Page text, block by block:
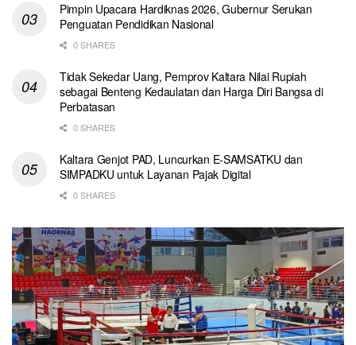
Pimpin Upacara Hardiknas 2026, Gubernur Serukan
Penguatan Pendidikan Nasional
0 SHARES
Tidak Sekedar Uang, Pemprov Kaltara Nilai Rupiah
sebagai Benteng Kedaulatan dan Harga Diri Bangsa di
Perbatasan
0 SHARES
Kaltara Genjot PAD, Luncurkan E-SAMSATKU dan
SIMPADKU untuk Layanan Pajak Digital
0 SHARES